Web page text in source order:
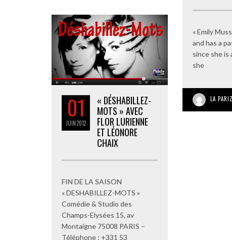
« Emily
and has a
since she is
she
LA
01
JUIN2012
« DÉSHABILLEZ-
MOTS » AVEC
FLOR LURIENNE
ET LÉONORE
CHAIX
FIN DE LA SAISON
« DESHABILLEZ-MOTS »
Comédie & Studio des
Champs-Elysées 15, av
Montaigne 75008 PARIS –
Téléphone : +331 53